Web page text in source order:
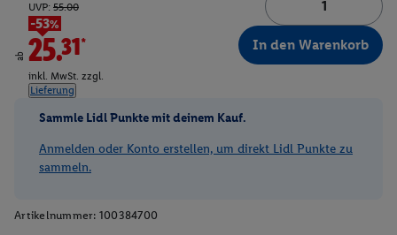
ab
UVP: 55.00
-53%
25.31*
inkl. MwSt. zzgl.
Lieferung
In den Warenkorb
Sammle Lidl Punkte mit deinem Kauf.
Anmelden oder Konto erstellen, um direkt Lidl Punkte zu
sammeln.
Artikelnummer: 100384700